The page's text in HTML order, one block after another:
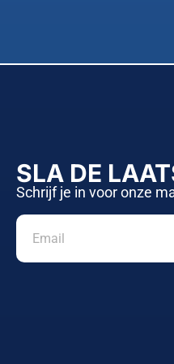
SLA DE
Schrijf je in voor onze